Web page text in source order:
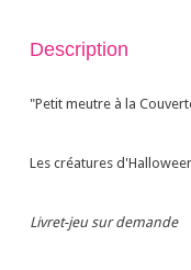
Description
"Petit meutre à la
Les créatures
Livret-jeu sur demande